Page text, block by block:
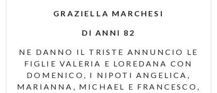
GRAZIELLA MARCHESI
DI ANNI 82
NE DANNO IL TRISTE ANNUNCIO LE
FIGLIE VALERIA E LOREDANA CON
DOMENICO, I NIPOTI ANGELICA,
MARIANNA, MICHAEL E FRANCESCO,